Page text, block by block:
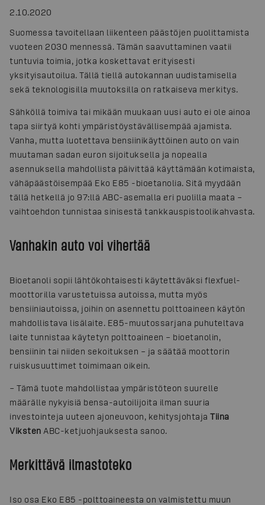
2.10.2020
Suomessa tavoitellaan liikenteen päästöjen puolittamista
vuoteen 2030 mennessä. Tämän saavuttaminen vaatii
tuntuvia toimia, jotka koskettavat erityisesti
yksityisautoilua. Tällä tiellä autokannan uudistamisella
sekä teknologisilla muutoksilla on ratkaiseva merkitys.
Sähköllä toimiva tai mikään muukaan uusi auto ei ole ainoa
tapa siirtyä kohti ympäristöystävällisempää ajamista.
Vanha, mutta luotettava bensiinikäyttöinen auto on vain
muutaman sadan euron sijoituksella ja nopealla
asennuksella mahdollista päivittää käyttämään kotimaista,
vähäpäästöisempää Eko E85 -bioetanolia. Sitä myydään
tällä hetkellä jo 97:llä ABC-asemalla eri puolilla maata –
vaihtoehdon tunnistaa sinisestä tankkauspistoolikahvasta.
Vanhakin auto voi vihertää
Bioetanoli sopii lähtökohtaisesti käytettäväksi flexfuel-
moottorilla varustetuissa autoissa, mutta myös
bensiiniautoissa, joihin on asennettu polttoaineen käytön
mahdollistava lisälaite. E85-muutossarjana puhuteltava
laite tunnistaa käytetyn polttoaineen – bioetanolin,
bensiinin tai niiden sekoituksen – ja säätää moottorin
ruiskusuuttimet toimimaan oikein.
– Tämä tuote mahdollistaa ympäristöteon suurelle
määrälle nykyisiä bensa-autoilijoita ilman suuria
investointeja uuteen ajoneuvoon, kehitysjohtaja Tiina
Viksten ABC-ketjuohjauksesta sanoo.
Merkittävä ilmastoteko
Iso osa Eko E85 -polttoaineesta on valmistettu muun